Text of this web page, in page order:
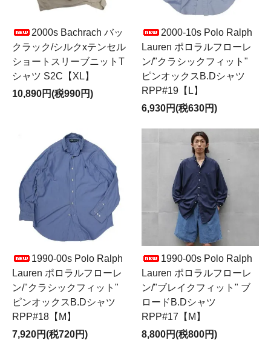
2000s Bachrach バッ
クラック/シルクxテンセル
ショートスリーブニットT
シャツ S2C【XL】
10,890円(税990円)
2000-10s Polo Ralph
Lauren ポロラルフローレ
ン/"クラシックフィット"
ピンオックスB.Dシャツ
RPP#19【L】
6,930円(税630円)
1990-00s Polo Ralph
Lauren ポロラルフローレ
ン/"クラシックフィット"
ピンオックスB.Dシャツ
RPP#18【M】
7,920円(税720円)
1990-00s Polo Ralph
Lauren ポロラルフローレ
ン/"ブレイクフィット" ブ
ロードB.Dシャツ
RPP#17【M】
8,800円(税800円)